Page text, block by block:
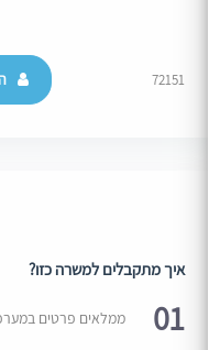
72151
איך מתקבלים למשרה כזו?
01 ממלאים פרטים